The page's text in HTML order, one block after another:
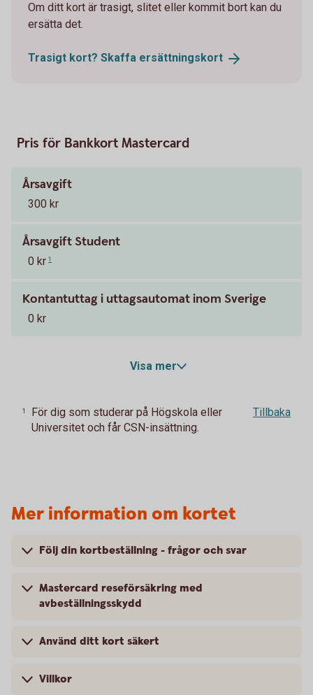
Om ditt kort är trasigt, slitet eller kommit bort kan du
ersätta det.
Trasigt kort? Skaffa ersättningskort
Pris för Bankkort Mastercard
Årsavgift
300 kr
Årsavgift Student
0 kr 1
Kontantuttag i uttagsautomat inom Sverige
0 kr
Visa mer
1
För dig som studerar på Högskola eller
Universitet och får CSN-insättning.
Tillbaka
Mer information om kortet
Följ din kortbeställning - frågor och svar
Mastercard reseförsäkring med
avbeställningsskydd
Använd ditt kort säkert
Villkor